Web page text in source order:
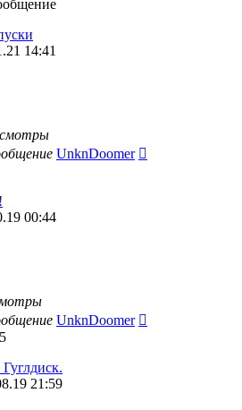
14:41
UnknDoomer
00:44
UnknDoomer
21:59